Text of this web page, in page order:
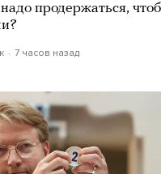
продержаться,
7 часов назад